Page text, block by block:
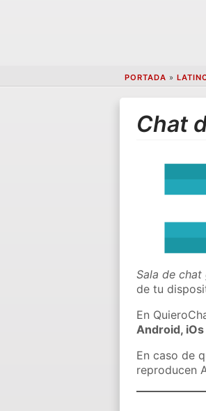
PORTADA »
Chat
Sala de chat
de tu
En
Android, iOs
En caso de
reproducen